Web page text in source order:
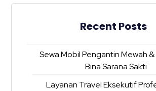
Recent Posts
Sewa Mobil Pengantin Mewah &
Bina Sarana Sakti
Layanan Travel Eksekutif